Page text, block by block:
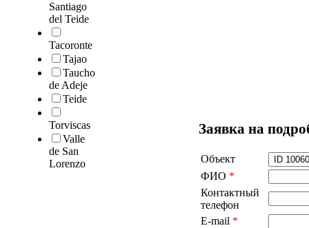
Santiago
del Teide
Tacoronte
Tajao
Taucho
de Adeje
Teide
Torviscas
Valle
de San
Lorenzo
Заявка на
Объект
ФИО *
Контактный
телефон
E-mail *